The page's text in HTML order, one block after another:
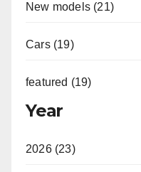
New models (21)
Cars (19)
featured (19)
Year
2026 (23)